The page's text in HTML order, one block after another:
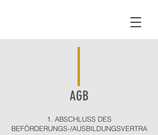
AGB
1. ABSCHLUSS DES
BEFÖRDERUNGS-/AUSBILDUNGSVERTRA